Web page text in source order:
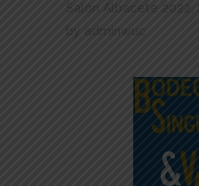
Salón Albacete 2022
by adminwuc